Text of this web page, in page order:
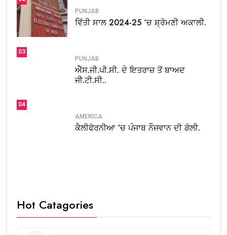
PUNJAB
ਵਿੱਤੀ ਸਾਲ 2024-25 ‘ਚ ਸ਼੍ਰੋਮਣੀ ਅਕਾਲੀ.
03
PUNJAB
ਐੱਸ.ਜੀ.ਪੀ.ਸੀ. ਦੇ ਇਤਰਾਜ਼ ਤੋਂ ਬਾਅਦ
ਜੀ.ਟੀ.ਸੀ..
04
AMERICA
ਕੈਲੀਫੋਰਨੀਆ ‘ਚ ਪੰਜਾਬ ਨੌਜਵਾਨ ਦੀ ਗੋਲੀ.
Hot Catagories